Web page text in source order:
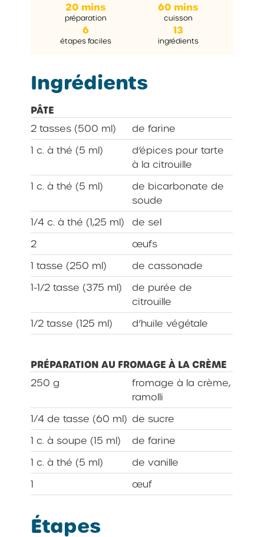
20 mins
préparation
60 mins
cuisson
6
étapes faciles
13
ingrédients
Ingrédients
PÂTE
2 tasses (500 ml)
de farine
1 c. à thé (5 ml)
d’épices pour tarte
à la citrouille
1 c. à thé (5 ml)
de bicarbonate de
soude
1/4 c. à thé (1,25 ml)
de sel
2
œufs
1 tasse (250 ml)
de cassonade
1-1/2 tasse (375 ml)
de purée de
citrouille
1/2 tasse (125 ml)
d’huile végétale
PRÉPARATION AU FROMAGE À LA CRÈME
250 g
fromage à la crème,
ramolli
1/4 de tasse (60 ml) de sucre
1 c. à soupe (15 ml)
de farine
1 c. à thé (5 ml)
de vanille
1
œuf
Étapes